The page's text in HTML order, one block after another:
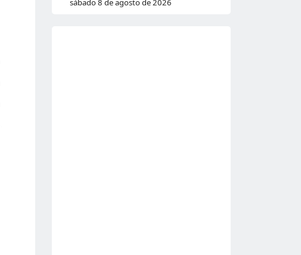
sábado 8 de agosto de 2026